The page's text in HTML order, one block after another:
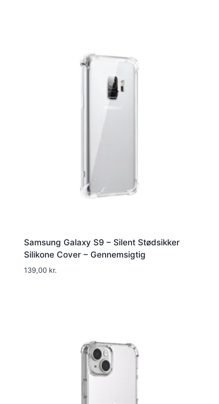
Samsung Galaxy S9 – Silent Stødsikker
Silikone Cover – Gennemsigtig
139,00 kr.